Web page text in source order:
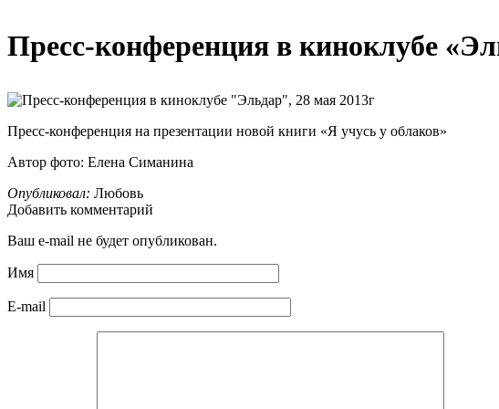
Пресс-конференция в киноклубе
Пресс-конференция на презентации новой книги «Я учусь у облаков»
Автор фото: Елена Симанина
Опубликовал: Любовь
Добавить комментарий
Ваш e-mail не будет опубликован.
Имя
E-mail